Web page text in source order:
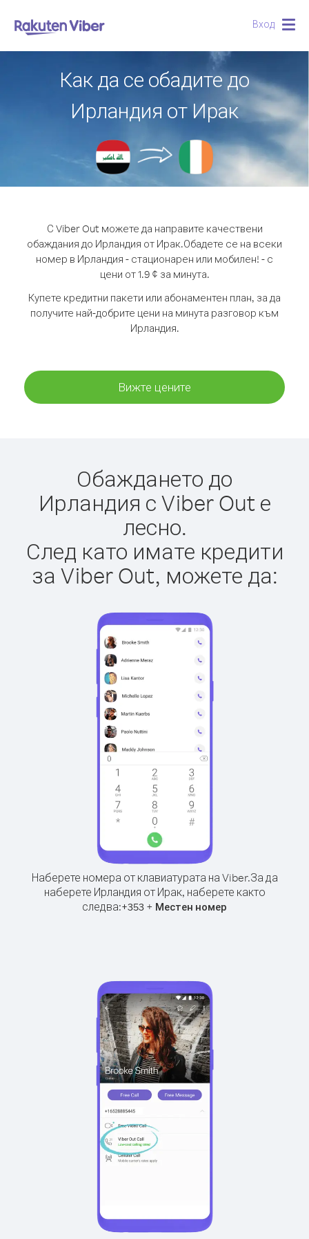
Вход
Как да се обадите до
Ирландия от Ирак
С Viber Out можете да направите качествени
обаждания до Ирландия от Ирак.Обадете се на всеки
номер в Ирландия - стационарен или мобилен! - с
цени от 1.9 ¢ за минута.
Купете кредитни пакети или абонаментен план, за да
получите най-добрите цени на минута разговор към
Ирландия.
Вижте цените
Обаждането до
Ирландия с Viber Out е
лесно.
След като имате кредити
за Viber Out, можете да:
Наберете номера от клавиатурата на Viber.За да
наберете Ирландия от Ирак, наберете както
следва:+353 + Местен номер